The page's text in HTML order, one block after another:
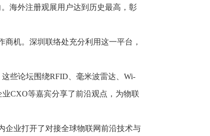
海外注册观展用户达到历史最高，彰
机。深圳联络处充分利用这一平台，
些论坛围绕RFID、毫米波雷达、Wi-
CXO等嘉宾分享了前沿观点，为物联
企业打开了对接全球物联网前沿技术与